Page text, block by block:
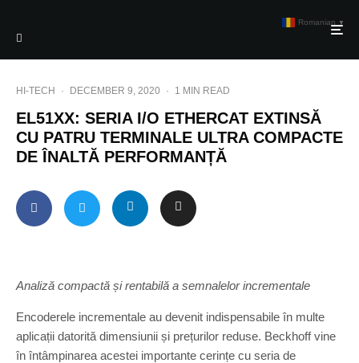
HI-TECH · DECEMBER 9, 2020 · 1 MIN READ
EL51XX: SERIA I/O ETHERCAT EXTINSĂ
CU PATRU TERMINALE ULTRA COMPACTE
DE ÎNALTĂ PERFORMANȚĂ
Analiză compactă și rentabilă a semnalelor incrementale
Encoderele incrementale au devenit indispensabile în multe
aplicații datorită dimensiunii și prețurilor reduse. Beckhoff vine
în întâmpinarea acestei importante cerințe cu seria de
Romanian ▼